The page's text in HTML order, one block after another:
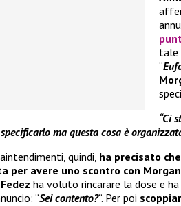
tale
“
“Ci
ma questa cosa è
quindi, ha precisato
per avere uno scontro con Morgan
Fedez ha voluto rincarare la dose e
“Sei contento?“. Per poi